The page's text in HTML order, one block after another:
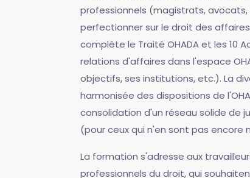
professionnels (magistrats,
perfectionner sur le droit des
complète le Traité OHADA et les 10
relations d'affaires dans l'espace
objectifs, ses institutions, etc.). La
harmonisée des dispositions de
consolidation d'un réseau solide de
(pour ceux qui n'en sont pas
La formation s'adresse aux
professionnels du droit, qui